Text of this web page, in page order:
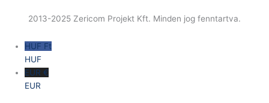
2013-2025 Zericom Projekt Kft. Minden jog fenntartva.
HUF Ft
HUF
EUR €
EUR